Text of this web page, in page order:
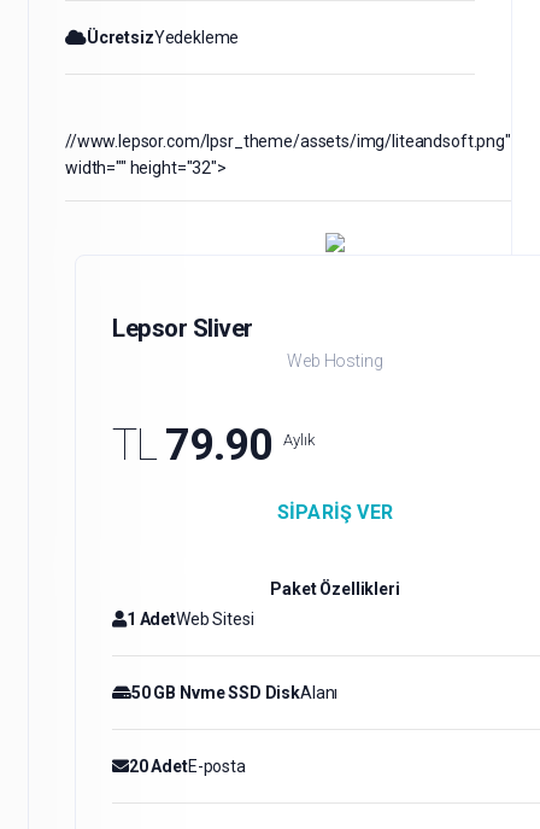
ÜcretsizYedekleme
//www.lepsor.com/lpsr_theme/assets/img/liteandsoft.png"
width="" height="32">
Lepsor Sliver
Web Hosting
TL79.90 Aylık
SIPARIŞ VER
Paket Özellikleri
1 AdetWeb Sitesi
50 GB Nvme SSD DiskAlanı
20 AdetE-posta